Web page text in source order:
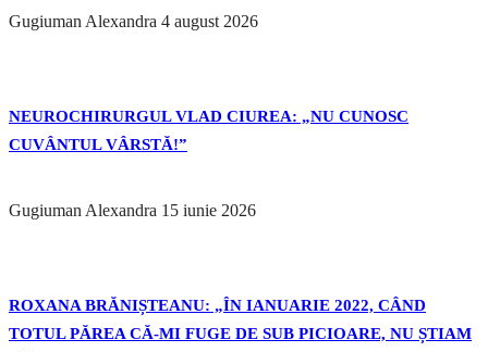
Gugiuman Alexandra 4 august 2026
NEUROCHIRURGUL VLAD CIUREA: „NU CUNOSC
CUVÂNTUL VÂRSTĂ!”
Gugiuman Alexandra 15 iunie 2026
ROXANA BRĂNIȘTEANU: „ÎN IANUARIE 2022, CÂND
TOTUL PĂREA CĂ-MI FUGE DE SUB PICIOARE, NU ȘTIAM